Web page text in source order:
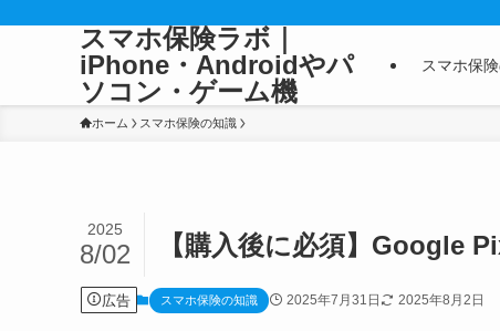
スマホ保険ラボ｜
iPhone・Androidやパ
ソコン・ゲーム機
スマホ保
ホーム スマホ保険の知識
【購入後に必須】Google
2025
8/02
広告 スマホ保険の知識 2025年7月31日 2025年8月2日